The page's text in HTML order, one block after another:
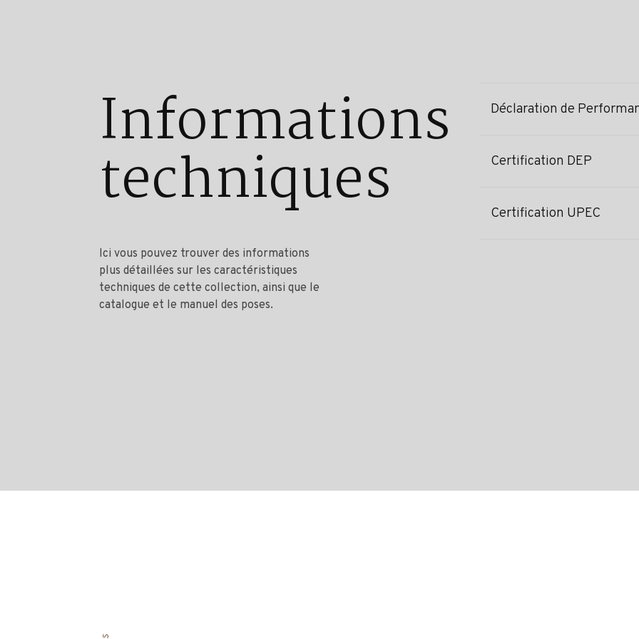
Informations
techniques
Ici vous pouvez trouver des informations
plus détaillées sur les caractéristiques
techniques de cette collection, ainsi que le
catalogue et le manuel des poses.
Déclaration de
Certification DEP
Certification UPEC